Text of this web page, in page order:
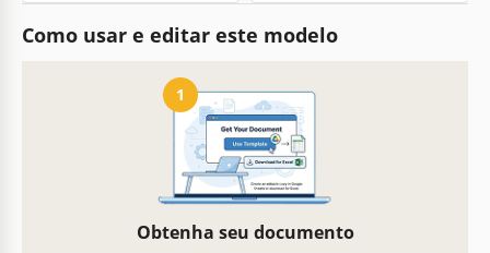
Como usar e editar este modelo
1
Obtenha seu documento